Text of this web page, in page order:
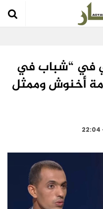
في “شباب في
أخنوش وممثل